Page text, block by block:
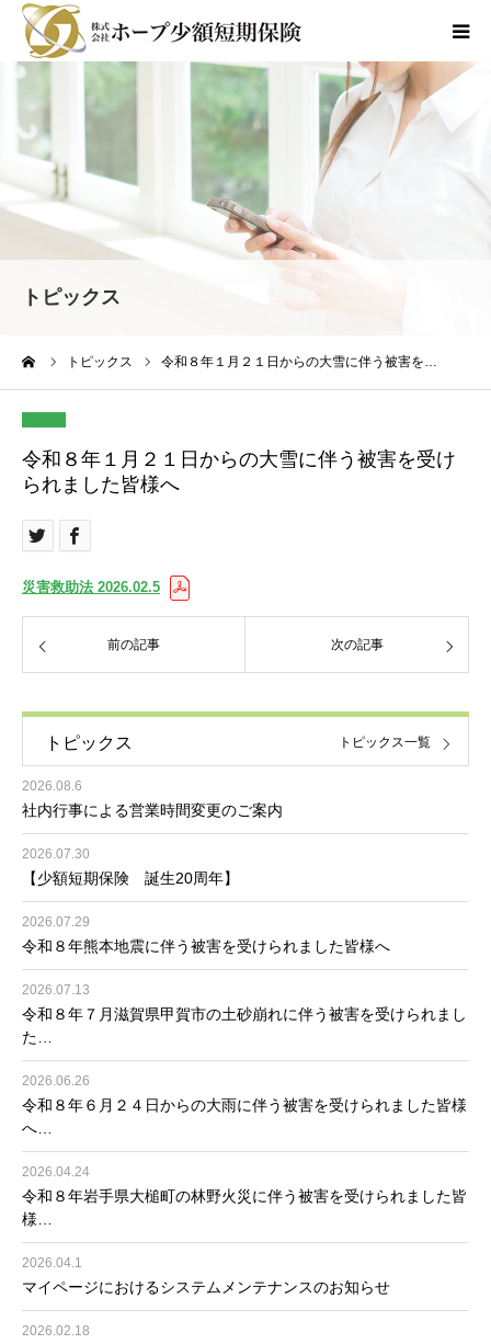
トピックス
トピックス 令和８年１月２１日からの大雪に伴う被害を…
令和８年１月２１日からの大雪に伴う被害を受け
られました皆様へ
災害救助法 2026.02.5
前の記事 次の記事
トピックス
2026.08.6
社内行事による営業時間変更のご案内
2026.07.30
【少額短期保険 誕生20周年】
2026.07.29
令和８年熊本地震に伴う被害を受けられました皆様へ
2026.07.13
令和８年７月滋賀県甲賀市の土砂崩れに伴う被害を受けられまし
た…
2026.06.26
令和８年６月２４日からの大雨に伴う被害を受けられました皆様
へ…
2026.04.24
令和８年岩手県大槌町の林野火災に伴う被害を受けられました皆
様…
2026.04.1
マイページにおけるシステムメンテナンスのお知らせ
2026.02.18
トピックス一覧
会社情報